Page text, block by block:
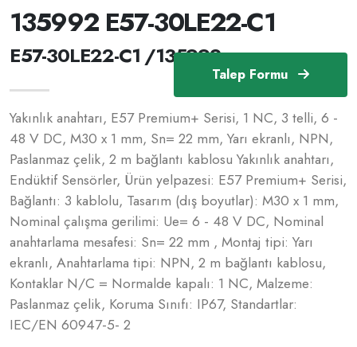
Talep Formu
135992 E57-30LE22-C1
E57-30LE22-C1 /135992
Yakınlık anahtarı, E57 Premium+ Serisi, 1 NC, 3 telli, 6 -
48 V DC, M30 x 1 mm, Sn= 22 mm, Yarı ekranlı, NPN,
Paslanmaz çelik, 2 m bağlantı kablosu Yakınlık anahtarı,
Endüktif Sensörler, Ürün yelpazesi: E57 Premium+ Serisi,
Bağlantı: 3 kablolu, Tasarım (dış boyutlar): M30 x 1 mm,
Nominal çalışma gerilimi: Ue= 6 - 48 V DC, Nominal
anahtarlama mesafesi: Sn= 22 mm , Montaj tipi: Yarı
ekranlı, Anahtarlama tipi: NPN, 2 m bağlantı kablosu,
Kontaklar N/C = Normalde kapalı: 1 NC, Malzeme:
Paslanmaz çelik, Koruma Sınıfı: IP67, Standartlar:
IEC/EN 60947-5- 2